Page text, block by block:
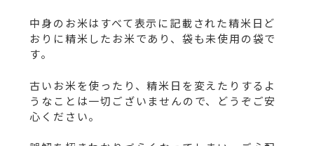
中身のお米はすべて表示に記載された精米日ど
おりに精米したお米であり、袋も未使用の袋で
す。
古いお米を使ったり、精米日を変えたりするよ
うなことは一切ございませんので、どうぞご安
心ください。